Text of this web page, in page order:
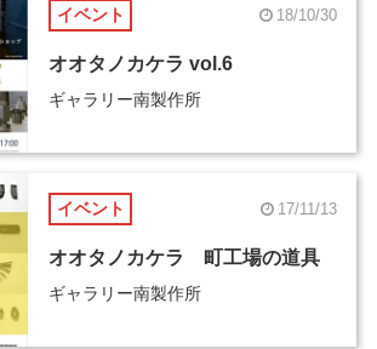
イベント 18/10/30
オオタノカケラ vol.6
ギャラリー南製作所
イベント 17/11/13
オオタノカケラ 町工場の道具
ギャラリー南製作所